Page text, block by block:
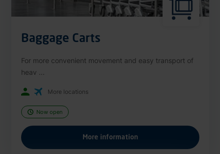
Baggage Carts
For more convenient movement and easy transport of
heav ...
More locations
Now open
More information